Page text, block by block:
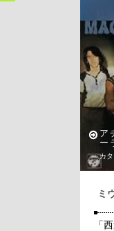
ア
ー
カ
ミ
「